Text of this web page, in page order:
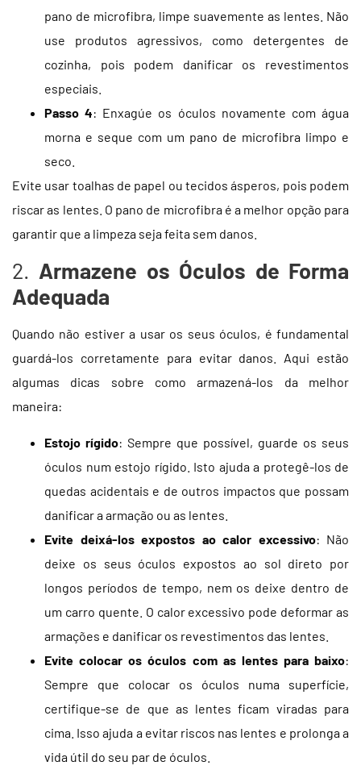
pano de microfibra, limpe suavemente as lentes. Não
use produtos agressivos, como detergentes de
cozinha, pois podem danificar os revestimentos
especiais.
Passo 4: Enxagúe os óculos novamente com água
morna e seque com um pano de microfibra limpo e
seco.
Evite usar toalhas de papel ou tecidos ásperos, pois podem
riscar as lentes. O pano de microfibra é a melhor opção para
garantir que a limpeza seja feita sem danos.
2. Armazene os Óculos de Forma
Adequada
Quando não estiver a usar os seus óculos, é fundamental
guardá-los corretamente para evitar danos. Aqui estão
algumas dicas sobre como armazená-los da melhor
maneira:
Estojo rígido: Sempre que possível, guarde os seus
óculos num estojo rígido. Isto ajuda a protegê-los de
quedas acidentais e de outros impactos que possam
danificar a armação ou as lentes.
Evite deixá-los expostos ao calor excessivo: Não
deixe os seus óculos expostos ao sol direto por
longos períodos de tempo, nem os deixe dentro de
um carro quente. O calor excessivo pode deformar as
armações e danificar os revestimentos das lentes.
Evite colocar os óculos com as lentes para baixo:
Sempre que colocar os óculos numa superfície,
certifique-se de que as lentes ficam viradas para
cima. Isso ajuda a evitar riscos nas lentes e prolonga a
vida útil do seu par de óculos.